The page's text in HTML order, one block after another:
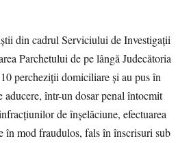
din cadrul Serviciului de Investigații
Parchetului de pe lângă Judecătoria
percheziții domiciliare și au pus în
aducere, într-un dosar penal întocmit
de înșelăciune, efectuarea
în mod fraudulos, fals în înscrisuri sub